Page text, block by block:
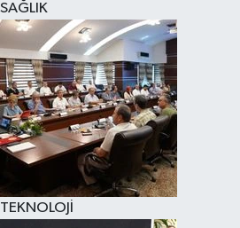
SAĞLIK
TEKNOLOJİ